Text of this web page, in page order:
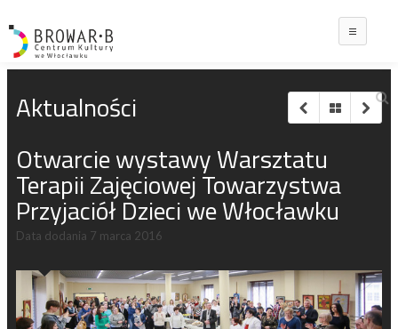
Aktualności
Otwarcie wystawy Warsztatu
Terapii Zajęciowej Towarzystwa
Przyjaciół Dzieci we Włocławku
Data dodania 7 marca 2016